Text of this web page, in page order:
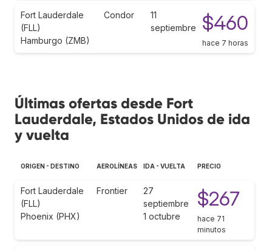
Fort Lauderdale
(FLL)
Hamburgo (ZMB)
Condor
11
septiembre
$460
hace 7 horas
Últimas ofertas desde Fort
Lauderdale, Estados Unidos de ida
y vuelta
ORIGEN - DESTINO AEROLÍNEAS IDA - VUELTA PRECIO
Fort Lauderdale
(FLL)
Phoenix (PHX)
Frontier
27
septiembre
1 octubre
$267
hace 71
minutos